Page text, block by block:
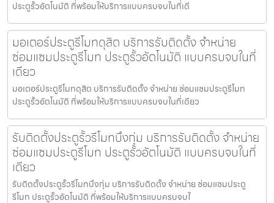
ประตูรั้วอัตโนมัติ ที่พร้อมให้บริการแบบครบจบในที่เดี
มอเตอร์ประตูรีโมทดุสิต บริการรับติดตั้ง จำหน่าย
ซ่อมแซมประตูรีโมท ประตูรั้วอัตโนมัติ แบบครบจบในที่
เดียว
มอเตอร์ประตูรีโมทดุสิต บริการรับติดตั้ง จำหน่าย ซ่อมแซมประตูรีโมท
ประตูรั้วอัตโนมัติ ที่พร้อมให้บริการแบบครบจบในที่เดียว
รับติดตั้งประตูรั้วรีโมทบึงกุ่ม บริการรับติดตั้ง จำหน่าย
ซ่อมแซมประตูรีโมท ประตูรั้วอัตโนมัติ แบบครบจบในที่
เดียว
รับติดตั้งประตูรั้วรีโมทบึงกุ่ม บริการรับติดตั้ง จำหน่าย ซ่อมแซมประตู
รีโมท ประตูรั้วอัตโนมัติ ที่พร้อมให้บริการแบบครบจบใ